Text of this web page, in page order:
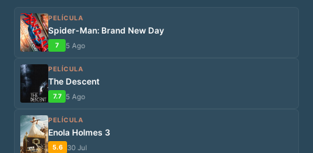
PELÍCULA
Spider-Man: Brand New Day
7 5 Ago
PELÍCULA
The Descent
7.7 5 Ago
PELÍCULA
Enola Holmes 3
5.6 30 Jul